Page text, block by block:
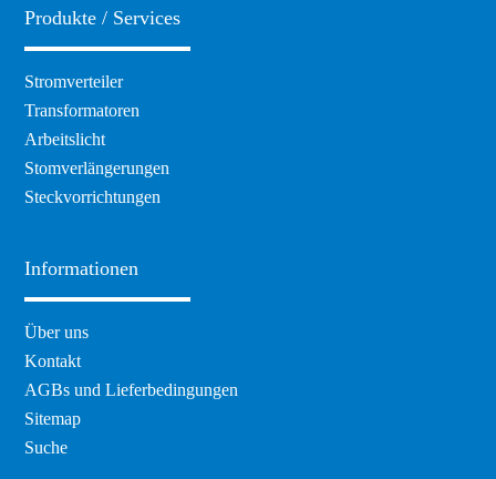
Produkte / Services
Navigation
überspringen
Stromverteiler
Transformatoren
Arbeitslicht
Stomverlängerungen
Steckvorrichtungen
Informationen
Navigation
überspringen
Über uns
Kontakt
AGBs und Lieferbedingungen
Sitemap
Suche